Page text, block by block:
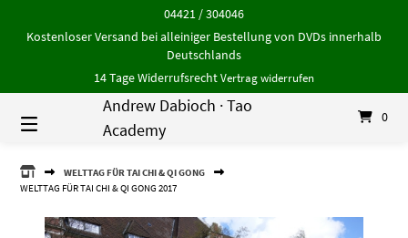
Inhalt
04421 / 304046
Kostenloser Versand bei alleiniger Bestellung von DVDs innerhalb
Deutschlands
14 Tage WiderrufsrechtVertrag widerrufen
Andrew Dabioch · Tao
Academy
0
ANDREW
DABIOCH
TAO
ACADEMY
WELTTAG FÜR TAI CHI & QI GONG
WELTTAG FÜR TAI CHI & QI GONG 2017